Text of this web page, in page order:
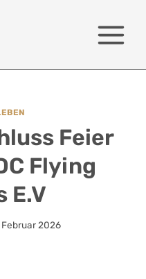
Feier
Flying
E.V
Februar 2026